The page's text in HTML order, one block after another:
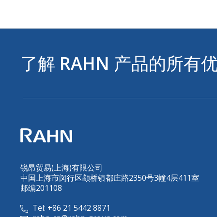
了解 RAHN 产品的所有
锐昂贸易(上海)有限公司
中国上海市闵行区颛桥镇都庄路2350号3幢4层411室
邮编201108
Tel: +86 21 5442 8871